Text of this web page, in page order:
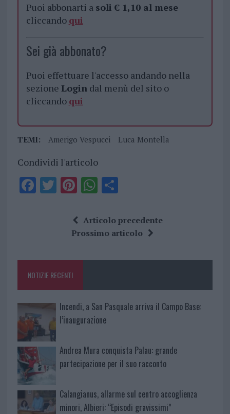
Puoi abbonarti a soli € 1,10 al mese
cliccando qui
Sei già abbonato?
Puoi effettuare l'accesso andando nella
sezione Login dal menù del sito o
cliccando qui
TEMI: Amerigo Vespucci Luca Montella
Condividi l'articolo
F
o
k
T Pi
te
re
W
at
s
p
S
a
re
Articolo precedente
Prossimo articolo
NOTIZIE RECENTI
Incendi, a San Pasquale arriva il Campo Base:
l’inaugurazione
Andrea Mura conquista Palau: grande
partecipazione per il suo racconto
Calangianus, allarme sul centro accoglienza
minori, Albieri: “Episodi gravissimi”